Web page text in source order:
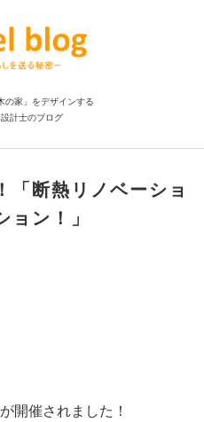
の家」をデザインする
計士のブログ
「断熱リノベーショ
ョン！」
が開催されました！